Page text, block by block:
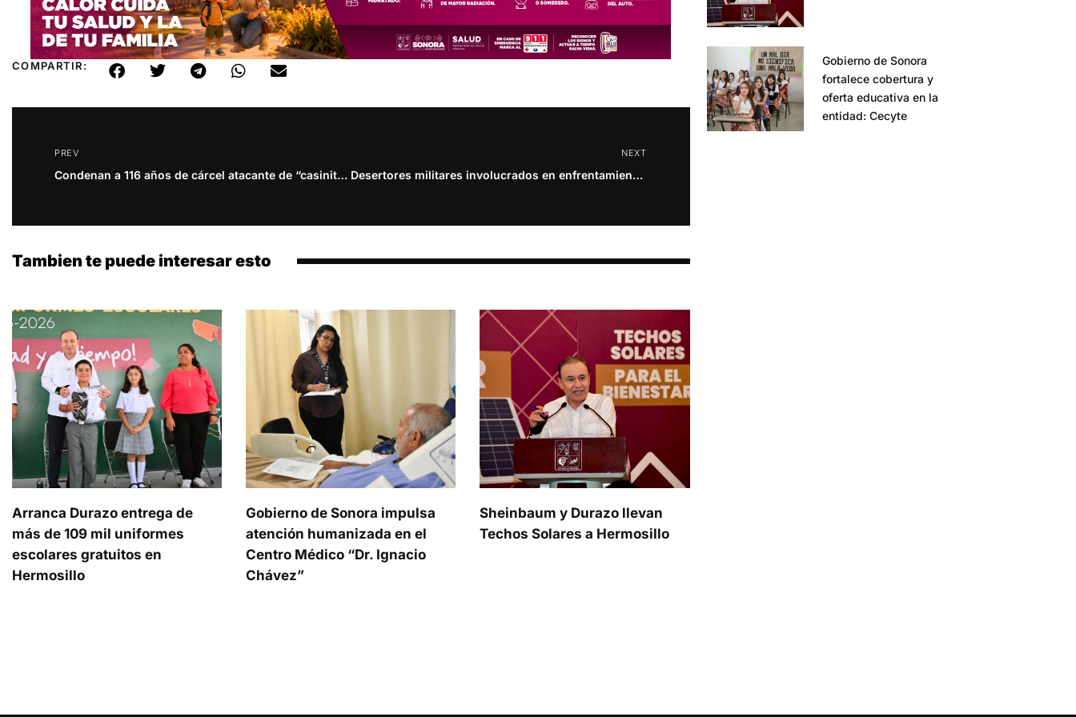
COMPARTIR:
PREV
Condenan a 116 años de cárcel atacante de “casinitos” en SLRC
NEXT
Desertores militares involucrados en enfrentamientos armados en Cd. Obregón
Tambien te puede interesar esto
Arranca Durazo entrega de
más de 109 mil uniformes
escolares gratuitos en
Hermosillo
Gobierno de Sonora impulsa
atención humanizada en el
Centro Médico “Dr. Ignacio
Chávez”
Sheinbaum y Durazo llevan
Techos Solares a Hermosillo
Gobierno de Sonora
fortalece cobertura y
oferta educativa en la
entidad: Cecyte